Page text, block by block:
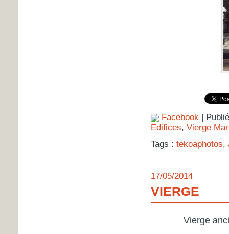
Facebook|
Edifices, Vierge
Tags : tekoaphotos,
17/05/2014
VIERGE
Vierge